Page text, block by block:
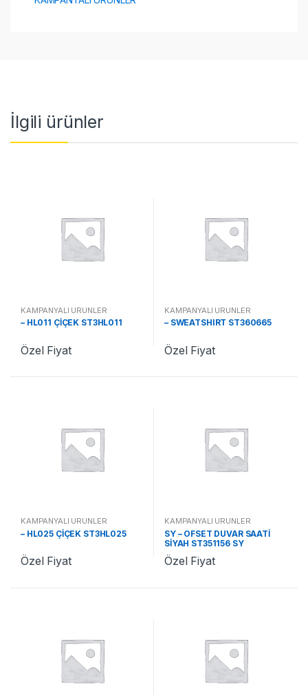
İlgili ürünler
KAMPANYALI ÜRÜNLER
– HL011 ÇİÇEK ST3HL011
Özel Fiyat
KAMPANYALI ÜRÜNLER
– SWEATSHIRT ST360665
Özel Fiyat
KAMPANYALI ÜRÜNLER
– HL025 ÇİÇEK ST3HL025
Özel Fiyat
KAMPANYALI ÜRÜNLER
SY – OFSET DUVAR SAATİ
SİYAH ST351156 SY
Özel Fiyat